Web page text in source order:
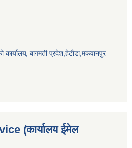
कार्यालय, बागमती प्रदेश,हेटाैडा,मकवानपुर
(कार्यालय ईमेल